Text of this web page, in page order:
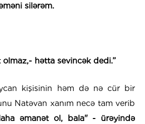
silərəm.
hətta sevincək dedi.”
kişisinin həm də nə cür bir
Natəvan xanım necə tam verib
əmanət ol, bala" - ürəyində